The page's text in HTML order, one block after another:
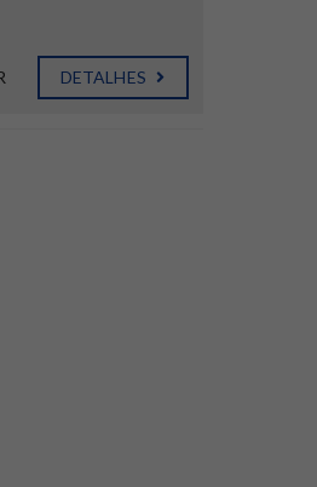
DETALHES